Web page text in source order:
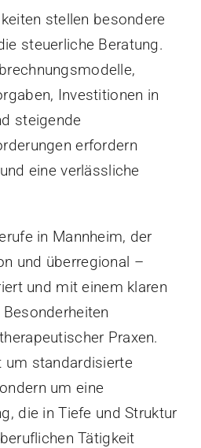
stellen besondere
steuerliche Beratung.
Investitionen in
steigende
erfordern
eine verlässliche
in Mannheim, der
und überregional –
und mit einem klaren
Praxen.
um standardisierte
um eine
die in Tiefe und Struktur
Tätigkeit